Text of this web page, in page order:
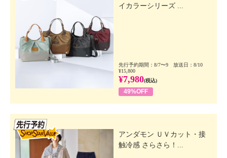
イカラーシリーズ ...
先行予約期間：8/7〜9 放送日：8/10
¥15,800
¥7,980(税込)
49%OFF
アンダモン ＵＶカット・接
触冷感 さらさら！...